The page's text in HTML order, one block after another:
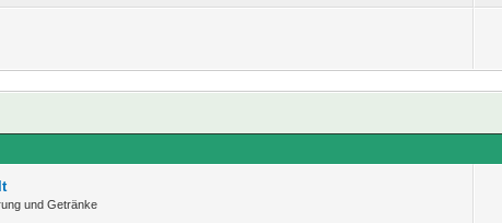
und Getränke